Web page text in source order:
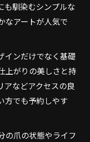
も馴染むシンプルな
なアートが人気で
インだけでなく基礎
上がりの美しさと持
アなどアクセスの良
方でも予約しやす
の爪の状態やライフ